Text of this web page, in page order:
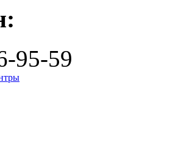
95-59